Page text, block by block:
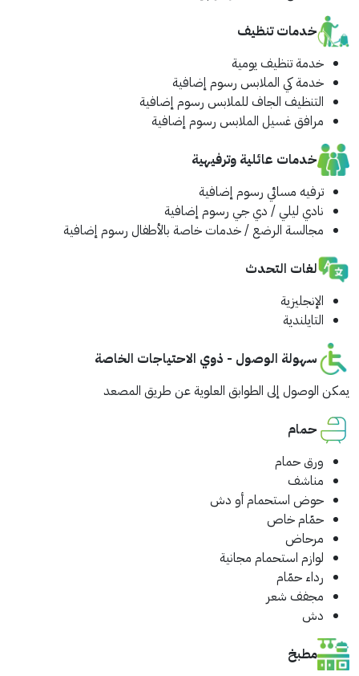
خدمات تنظيف
خدمة تنظيف يومية
خدمة كي الملابس رسوم إضافية
التنظيف الجاف للملابس رسوم إضافية
مرافق غسيل الملابس رسوم إضافية
خدمات عائلية وترفيهية
ترفيه مسائي رسوم إضافية
نادي ليلي / دي جي رسوم إضافية
مجالسة الرضع / خدمات خاصة بالأطفال رسوم إضافية
لغات التحدث
الإنجليزية
التايلندية
سهولة الوصول - ذوي الاحتياجات الخاصة
يمكن الوصول إلى الطوابق العلوية عن طريق المصعد
حمام
ورق حمام
مناشف
حوض استحمام أو دش
حمّام خاص
مرحاض
لوازم استحمام مجانية
رداء حمّام
مجفف شعر
دش
مطبخ